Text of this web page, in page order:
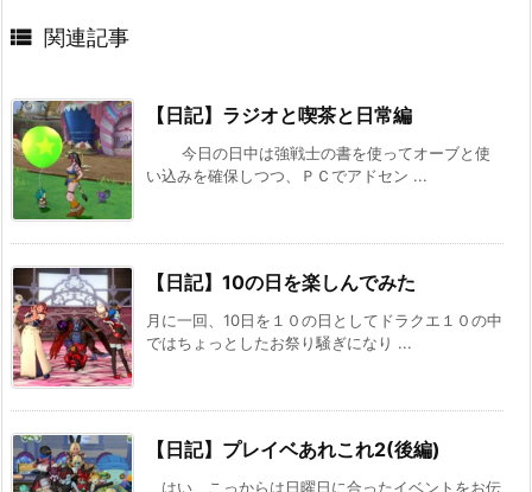
 関連記事
【日記】ラジオと喫茶と日常編
今日の日中は強戦士の書を使ってオーブと使
い込みを確保しつつ、ＰＣでアドセン ...
【日記】10の日を楽しんでみた
月に一回、10日を１０の日としてドラクエ１０の中
ではちょっとしたお祭り騒ぎになり ...
【日記】プレイベあれこれ2(後編)
はい、こっからは日曜日に合ったイベントをお伝